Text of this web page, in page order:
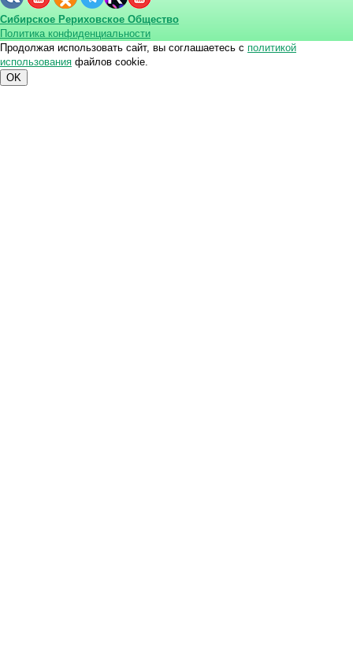
Сибирское Рериховское Общество
Политика конфиденциальности
Продолжая использовать сайт, вы соглашаетесь с политикой
использования файлов cookie.
OK